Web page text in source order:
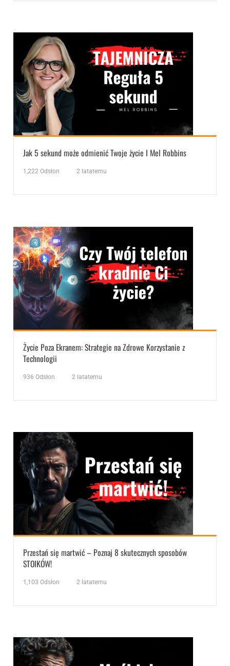
Jak 5 sekund może odmienić Twoje życie I Mel Robbins
1,222 Odsłon 2 latatemu
Życie Poza Ekranem: Strategie na Zdrowe Korzystanie z
Technologii
936 Odsłon 2 latatemu
Przestań się martwić – Poznaj 8 skutecznych sposobów
STOIKÓW!
1,103 Odsłon 2 latatemu